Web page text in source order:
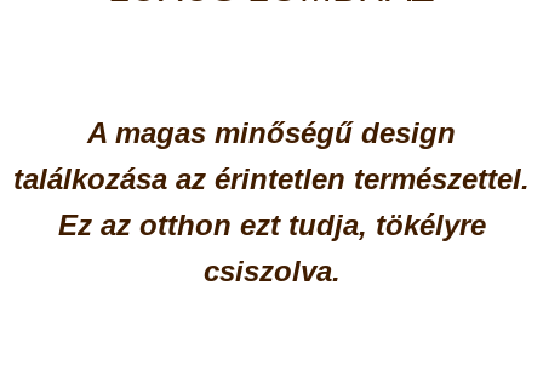
A magas minőségű design
találkozása az érintetlen természettel.
Ez az otthon ezt tudja, tökélyre
csiszolva.